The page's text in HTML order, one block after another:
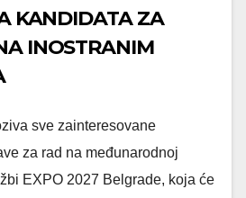
KANDIDATA ZA
INOSTRANIM
sve zainteresovane
za rad na međunarodnoj
EXPO 2027 Belgrade, koja će